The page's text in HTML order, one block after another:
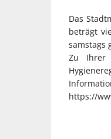
Das
beträgt
samstags
Zu Ihrer
https://